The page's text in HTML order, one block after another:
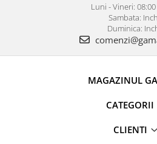
Luni - Vineri:
Sambata:
Duminica:
MAGAZINUL
CATEGORII
CLIENTI